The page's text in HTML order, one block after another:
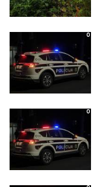
0
0